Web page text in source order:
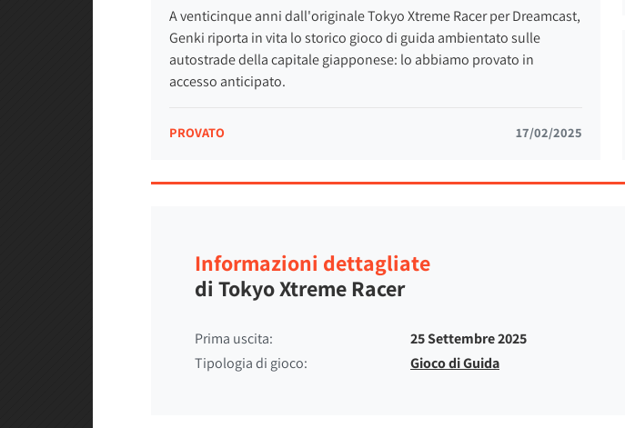
A venticinque anni dall'originale Tokyo Xtreme Racer per Dreamcast,
Genki riporta in vita lo storico gioco di guida ambientato sulle
autostrade della capitale giapponese: lo abbiamo provato in
accesso anticipato.
PROVATO 17/02/2025
Informazioni dettagliate
di Tokyo Xtreme Racer
Prima uscita:
25 Settembre 2025
Tipologia di gioco:
Gioco di Guida